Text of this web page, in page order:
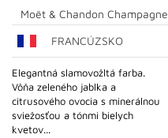
Moët & Chandon Champagne
FRANCÚZSKO
Elegantná slamovožltá farba.
Vôňa zeleného jablka a
citrusového ovocia s minerálnou
sviežosťou a tónmi bielych
kvetov...